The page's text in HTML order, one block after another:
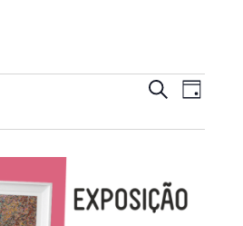
de
pesquisa
de
Eventos
PESQUISAR
de
DIA